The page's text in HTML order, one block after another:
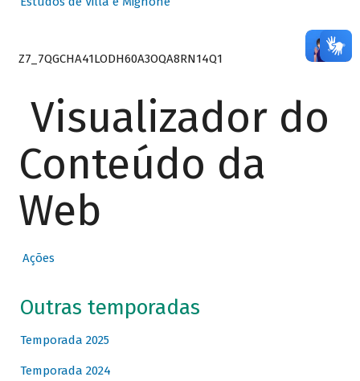
Z7_7QGCHA41LODH60A3OQA8RN14Q1
Visualizador do
Conteúdo da
Web
Ações
Outras temporadas
Temporada 2025
Temporada 2024